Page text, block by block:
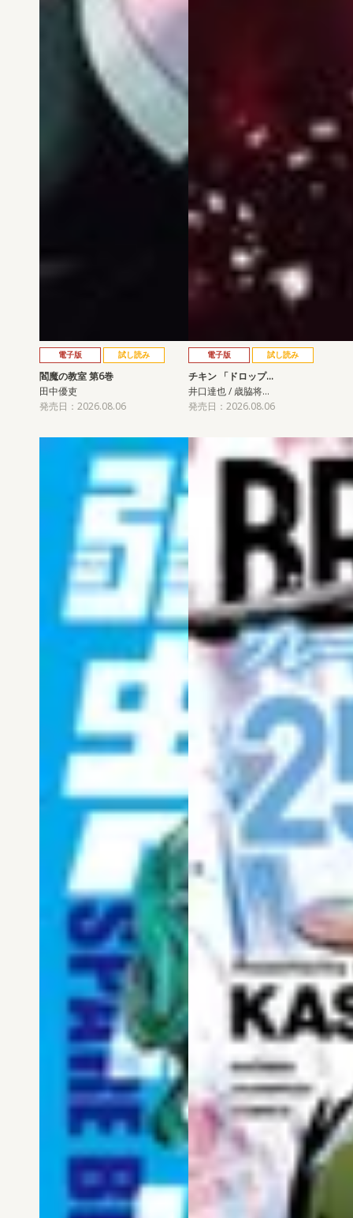
電子版 試し読み
閻魔の教室 第6巻
田中優吏
発売日：2026.08.06
電子版 試し読み
チキン 「ドロップ…
井口達也 / 歳脇将…
発売日：2026.08.06